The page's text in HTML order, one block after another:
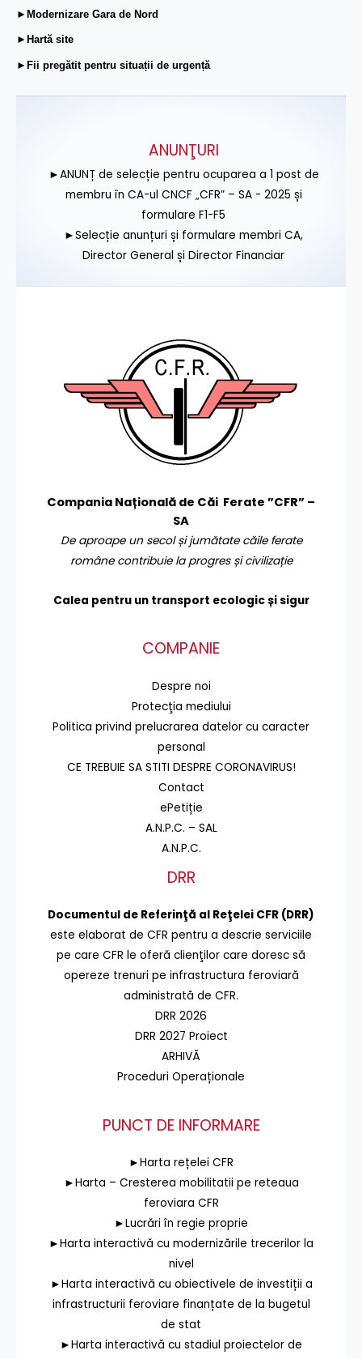
►Modernizare Gara de Nord
►Hartă site
►Fii pregătit pentru situații de urgență
ANUNŢURI
►ANUNȚ de selecție pentru ocuparea a 1 post de
membru în CA-ul CNCF „CFR” – SA - 2025 și
formulare F1-F5
►Selecție anunțuri și formulare membri CA,
Director General și Director Financiar
Compania Națională de Căi Ferate ”CFR” –
SA
De aproape un secol și jumătate căile ferate
române contribuie la progres și civilizație
Calea pentru un transport ecologic și sigur
COMPANIE
Despre noi
Protecţia mediului
Politica privind prelucrarea datelor cu caracter
personal
CE TREBUIE SA STITI DESPRE CORONAVIRUS!
Contact
ePetiție
A.N.P.C. – SAL
A.N.P.C.
DRR
Documentul de Referinţă al Reţelei CFR (DRR)
este elaborat de CFR pentru a descrie serviciile
pe care CFR le oferă clienţilor care doresc să
opereze trenuri pe infrastructura feroviară
administrată de CFR.
DRR 2026
DRR 2027 Proiect
ARHIVĂ
Proceduri Operaționale
PUNCT DE INFORMARE
►Harta rețelei CFR
►Harta – Cresterea mobilitatii pe reteaua
feroviara CFR
►Lucrări în regie proprie
►Harta interactivă cu modernizările trecerilor la
nivel
►Harta interactivă cu obiectivele de investiții a
infrastructurii feroviare finanțate de la bugetul
de stat
►Harta interactivă cu stadiul proiectelor de